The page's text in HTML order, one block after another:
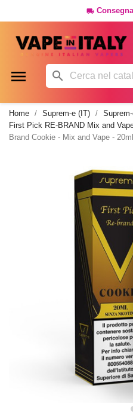

 
Home Suprem-e (IT)
First Pick RE-BRAND Mix and
Brand Cookie - Mix and Vape - 20ml